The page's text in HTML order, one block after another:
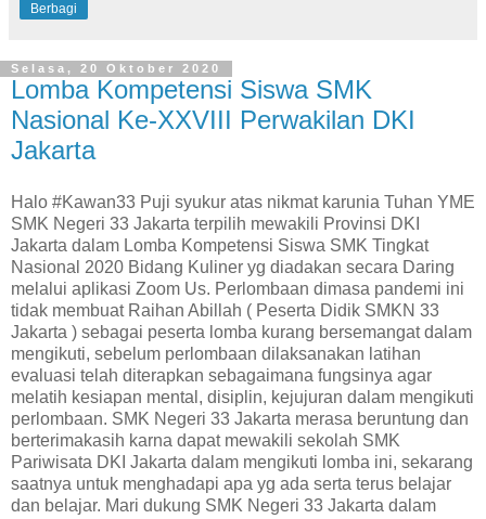
Berbagi
Selasa, 20 Oktober 2020
Lomba Kompetensi Siswa SMK
Nasional Ke-XXVIII Perwakilan DKI
Jakarta
Halo #Kawan33 Puji syukur atas nikmat karunia Tuhan YME
SMK Negeri 33 Jakarta terpilih mewakili Provinsi DKI
Jakarta dalam Lomba Kompetensi Siswa SMK Tingkat
Nasional 2020 Bidang Kuliner yg diadakan secara Daring
melalui aplikasi Zoom Us. Perlombaan dimasa pandemi ini
tidak membuat Raihan Abillah ( Peserta Didik SMKN 33
Jakarta ) sebagai peserta lomba kurang bersemangat dalam
mengikuti, sebelum perlombaan dilaksanakan latihan
evaluasi telah diterapkan sebagaimana fungsinya agar
melatih kesiapan mental, disiplin, kejujuran dalam mengikuti
perlombaan. SMK Negeri 33 Jakarta merasa beruntung dan
berterimakasih karna dapat mewakili sekolah SMK
Pariwisata DKI Jakarta dalam mengikuti lomba ini, sekarang
saatnya untuk menghadapi apa yg ada serta terus belajar
dan belajar. Mari dukung SMK Negeri 33 Jakarta dalam